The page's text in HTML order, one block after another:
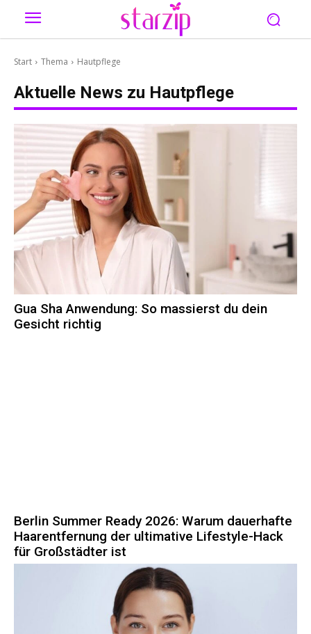
Start Thema Hautpflege
Aktuelle News zu Hautpflege
Gua Sha Anwendung: So massierst du dein
Gesicht richtig
Berlin Summer Ready 2026: Warum dauerhafte
Haarentfernung der ultimative Lifestyle-Hack
für Großstädter ist